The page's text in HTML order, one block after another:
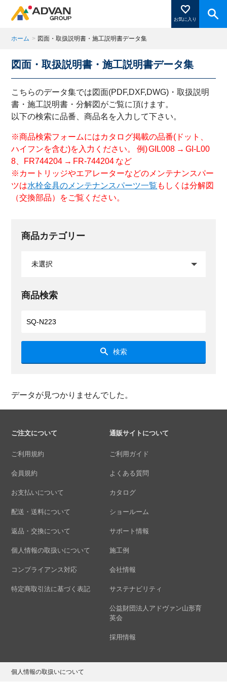
お気に入り
商品ページにある「お気に入り登録」を押すと登録した
商品がここに表示されます。
ホーム > 図面・取扱説明書・施工説明書データ集
図面・取扱説明書・施工説明書データ集
こちらのデータ集では図面(PDF,DXF,DWG)・取扱説明
書・施工説明書・分解図がご覧に頂けます。
以下の検索に品番、商品名を入力して下さい。
※商品検索フォームにはカタログ掲載の品番(ドット、
ハイフンを含む)を入力ください。 例) GIL008 → GI-L00
8、FR744204 → FR-744204 など
※カートリッジやエアレーターなどのメンテナンスパー
ツは水栓金具のメンテナンスパーツ一覧 もしくは分解図
（交換部品）をご覧ください。
商品カテゴリー
商品検索
検索
データが見つかりませんでした。
ご注文について
ご利用規約
会員規約
お支払いについて
配送・送料について
返品・交換について
個人情報の取扱いについて
コンプライアンス対応
特定商取引法に基づく表記
通販サイトについて
ご利用ガイド
よくある質問
カタログ
ショールーム
サポート情報
施工例
会社情報
サステナビリティ
公益財団法人アドヴァン山形育
英会
採用情報
個人情報の取扱いについて